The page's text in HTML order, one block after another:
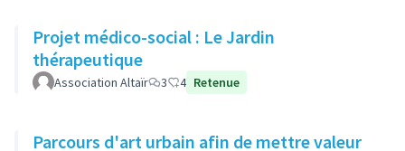
Projet médico-social : Le Jardin
thérapeutique
Association Altaïr 3 4 Retenue
Parcours d'art urbain afin de mettre valeur